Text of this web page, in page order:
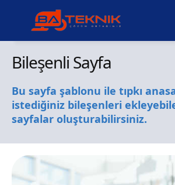
Bileşenli Sayfa
Bu sayfa şablonu ile tıpkı
istediğiniz bileşenleri
sayfalar oluşturabilirsiniz.